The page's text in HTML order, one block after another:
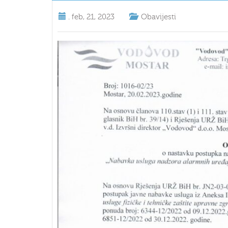
. feb, 21, 2023 Obavijesti